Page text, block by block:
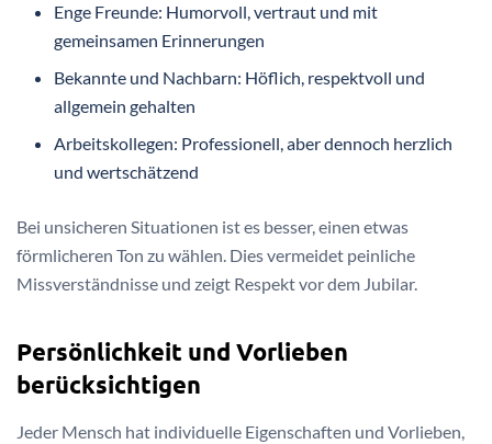
Enge Freunde: Humorvoll, vertraut und mit
gemeinsamen Erinnerungen
Bekannte und Nachbarn: Höflich, respektvoll und
allgemein gehalten
Arbeitskollegen: Professionell, aber dennoch herzlich
und wertschätzend
Bei unsicheren Situationen ist es besser, einen etwas
förmlicheren Ton zu wählen. Dies vermeidet peinliche
Missverständnisse und zeigt Respekt vor dem Jubilar.
Persönlichkeit und Vorlieben
berücksichtigen
Jeder Mensch hat individuelle Eigenschaften und Vorlieben,